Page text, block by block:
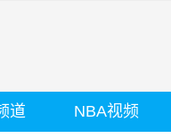
道 NBA视频